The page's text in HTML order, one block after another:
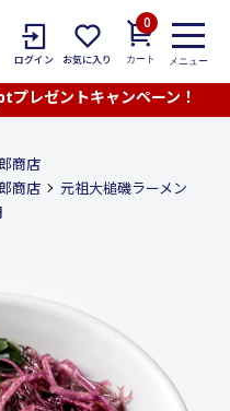
ログイン お気に入り
0
カート メニュー
レゼントキャンペーン！
商店
商店
元祖大槌磯ラーメン